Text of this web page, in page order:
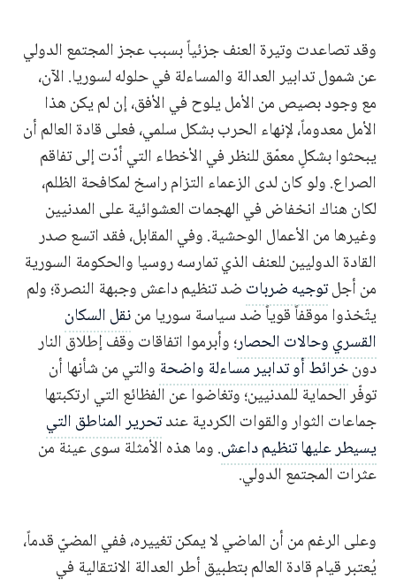
وقد تصاعدت وتيرة العنف جزئياً بسبب عجز المجتمع الدولي
عن شمول تدابير العدالة والمساءلة في حلوله لسوريا. الآن،
مع وجود بصيص من الأمل يلوح في الأفق، إن لم يكن هذا
الأمل معدوماً، لإنهاء الحرب بشكل سلمي، فعلى قادة العالم أن
يبحثوا بشكلٍ معمّق للنظر في الأخطاء التي أدّت إلى تفاقم
الصراع. ولو كان لدى الزعماء التزام راسخ لمكافحة الظلم،
لكان هناك انخفاض في الهجمات العشوائية على المدنيين
وغيرها من الأعمال الوحشية. وفي المقابل، فقد اتسع صدر
القادة الدوليين للعنف الذي تمارسه روسيا والحكومة السورية
من أجلتوجيه ضرباتضد تنظيم داعش وجبهة النصرة؛ ولم
يتّخذوا موقفاً قوياً ضد سياسة سوريا مننقل السكان
القسري وحالات الحصار؛ وأبرموا اتفاقات وقف إطلاق النار
دونخرائط أو تدابير مساءلة واضحة والتي من شأنها أن
توفّر الحماية للمدنيين؛ وتغاضوا عن الفظائع التي ارتكبتها
جماعات الثوار والقوات الكردية عندتحرير المناطق التي
يسيطر عليها تنظيم داعش. وما هذه الأمثلة سوى عينة من
عثرات المجتمع الدولي.
وعلى الرغم من أن الماضي لا يمكن تغييره، ففي المضيّ قدماً،
يُعتبر قيام قادة العالم بتطبيق أطر العدالة الانتقالية في